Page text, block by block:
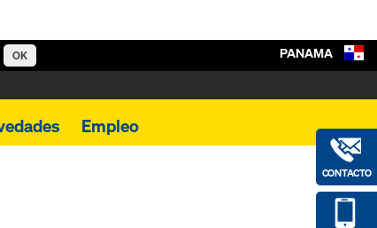
OK
Empleo
CONTACTO
PANAMA